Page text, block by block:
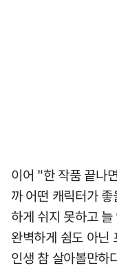
이어 "한 작품 끝나
까 어떤 캐릭터가
하게 쉬지 못하고
완벽하게 쉼도 아닌
인생 참 살아볼만하